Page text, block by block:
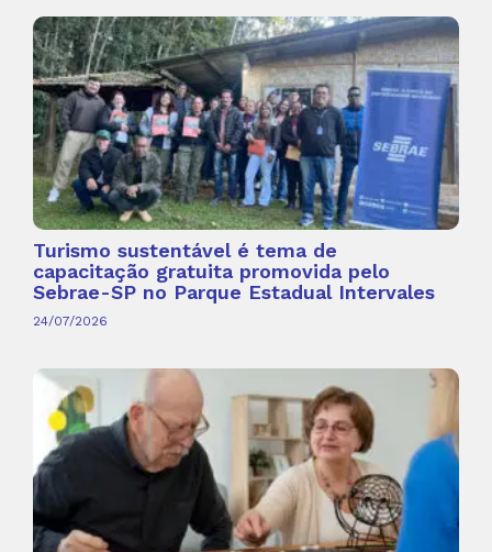
Turismo sustentável é tema de
capacitação gratuita promovida pelo
Sebrae-SP no Parque Estadual Intervales
24/07/2026